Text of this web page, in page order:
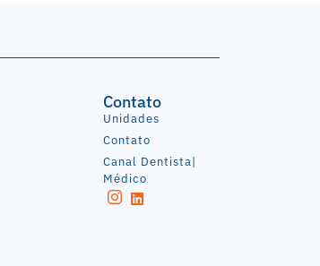
Contato
Unidades
Contato
Canal Dentista|
Médico